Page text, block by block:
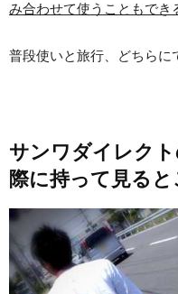
み合わせて使うこともでき
普段使いと旅行、どちらに
サンワダイレク
際に持って見ると